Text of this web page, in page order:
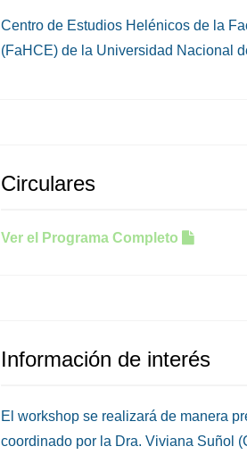
Centro de Estudios Helénicos de la
(FaHCE) de la Universidad Nacional
Circulares
Ver el Programa Completo
Información de interés
El workshop se realizará de manera
coordinado por la Dra. Viviana Suñol